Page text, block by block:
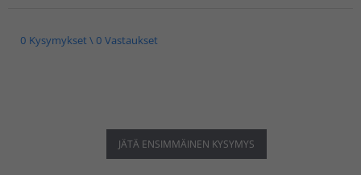
0 Kysymykset \ 0 Vastaukset
JÄTÄ ENSIMMÄINEN KYSYMYS